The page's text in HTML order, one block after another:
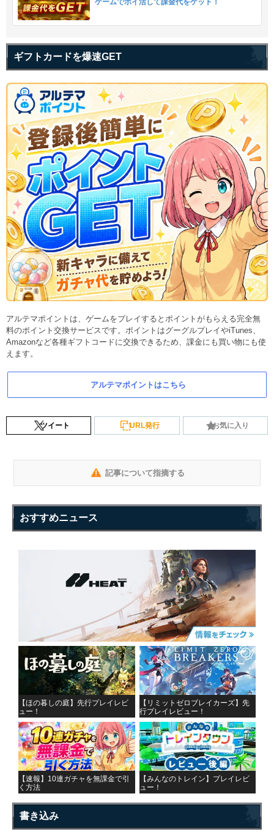
ゲームでポイ活して課金代をゲット！
ギフトカードを爆速GET
アルテマポイントは、ゲームをプレイするとポイントがもらえる完全無
料のポイント交換サービスです。ポイントはグーグルプレイやiTunes、
Amazonなど各種ギフトコードに交換できるため、課金にも買い物にも使
えます。
アルテマポイントはこちら
ツイート URL発行 お気に入り
記事について指摘する
おすすめニュース
【ほの暮しの庭】先行プレイレビ
ュー！
【リミットゼロブレイカーズ】先
行プレイレビュー！
【速報】10連ガチャを無課金で引
く方法
【みんなのトレイン】プレイレビ
ュー！
書き込み